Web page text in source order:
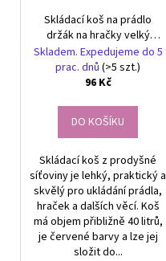
Skládací koš na prádlo
držák na hračky velký
úložný kontejner
Skladem. Expedujeme do 5
prac. dnů (>5 szt.)
96 Kč
DO KOŠÍKU
Skládací koš z prodyšné
síťoviny je lehký, praktický a
skvělý pro ukládání prádla,
hraček a dalších věcí. Koš
má objem přibližně 40 litrů,
je červené barvy a lze jej
složit do...